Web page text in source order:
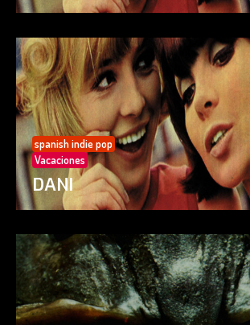
spanish indie pop
Vacaciones
DANI